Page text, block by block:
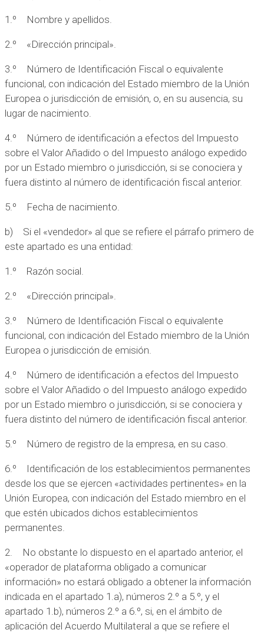
1.º Nombre y apellidos.
2.º «Dirección principal».
3.º Número de Identificación Fiscal o equivalente
funcional, con indicación del Estado miembro de la Unión
Europea o jurisdicción de emisión, o, en su ausencia, su
lugar de nacimiento.
4.º Número de identificación a efectos del Impuesto
sobre el Valor Añadido o del Impuesto análogo expedido
por un Estado miembro o jurisdicción, si se conociera y
fuera distinto al número de identificación fiscal anterior.
5.º Fecha de nacimiento.
b) Si el «vendedor» al que se refiere el párrafo primero de
este apartado es una entidad:
1.º Razón social.
2.º «Dirección principal».
3.º Número de Identificación Fiscal o equivalente
funcional, con indicación del Estado miembro de la Unión
Europea o jurisdicción de emisión.
4.º Número de identificación a efectos del Impuesto
sobre el Valor Añadido o del Impuesto análogo expedido
por un Estado miembro o jurisdicción, si se conociera y
fuera distinto del número de identificación fiscal anterior.
5.º Número de registro de la empresa, en su caso.
6.º Identificación de los establecimientos permanentes
desde los que se ejercen «actividades pertinentes» en la
Unión Europea, con indicación del Estado miembro en el
que estén ubicados dichos establecimientos
permanentes.
2. No obstante lo dispuesto en el apartado anterior, el
«operador de plataforma obligado a comunicar
información» no estará obligado a obtener la información
indicada en el apartado 1.a), números 2.º a 5.º, y el
apartado 1.b), números 2.º a 6.º, si, en el ámbito de
aplicación del Acuerdo Multilateral a que se refiere el